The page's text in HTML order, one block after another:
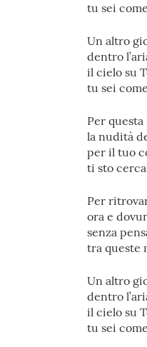
tu sei
Un altro
dentro
il cielo su
tu sei
Per
la nudità
per il tuo
ti sto
Per
ora e
senza
tra queste
Un altro
dentro
il cielo su
tu sei